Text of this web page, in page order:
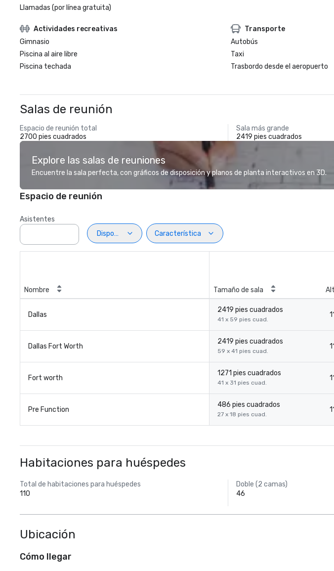
Llamadas (por línea gratuita)
Actividades recreativas
Gimnasio
Piscina al aire libre
Piscina techada
Transporte
Autobús
Taxi
Trasbordo desde el aeropuerto
Salas de reunión
Espacio de reunión total
2700 pies cuadrados
Sala más grande
2419 pies cuadrados
Explore las salas de reuniones
Encuentre la sala perfecta, con gráficos de disposición y planos de planta interactivos en 3D.
Espacio de reunión
Asistentes
Disposiciön
Característica
Nombre Tamaño de sala
Dallas
2419 pies cuadrados
41 x 59 pies cuad.
Dallas Fort Worth
2419 pies cuadrados
59 x 41 pies cuad.
Fort worth
1271 pies cuadrados
41 x 31 pies cuad.
Pre Function
486 pies cuadrados
27 x 18 pies cuad.
Habitaciones para huéspedes
Total de habitaciones para huéspedes
110
Doble (2 camas)
46
Ubicación
Cómo llegar